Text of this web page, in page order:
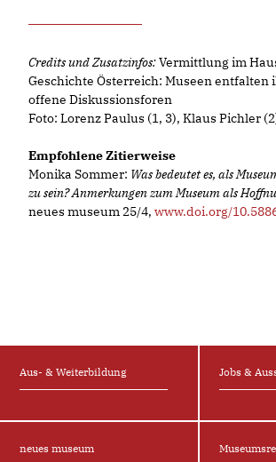
Credits und Zusatzinfos:Vermittlung im
Geschichte Österreich: Museen entfalten
offene Diskussionsforen
Foto: Lorenz Paulus (1, 3), Klaus Pichler
Empfohlene Zitierweise
Monika Sommer: Was bedeutet es, als
zu sein? Anmerkungen zum Museum als
neues museum 25/4, www.doi.org/
Aus- & Weiterbildung Jobs &
neues museum